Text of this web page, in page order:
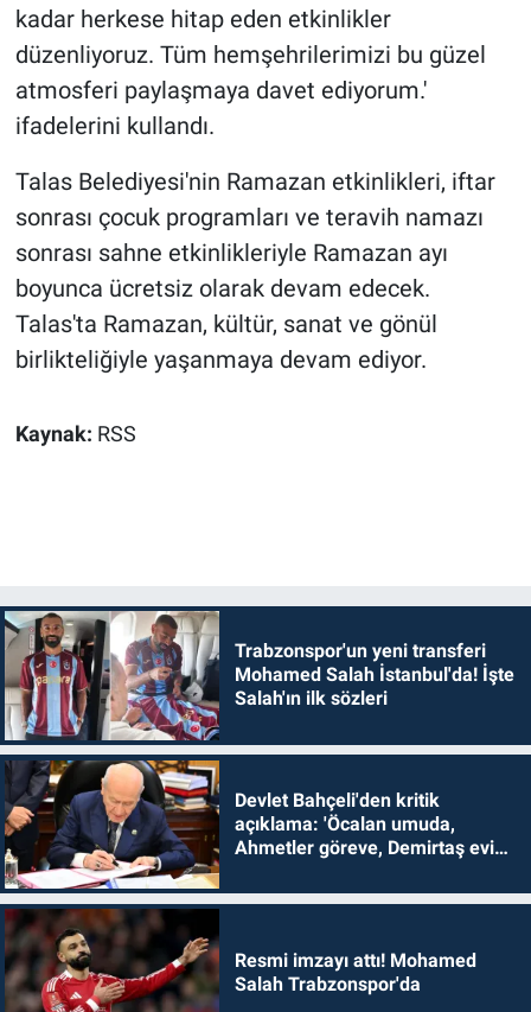
kadar herkese hitap eden etkinlikler
düzenliyoruz. Tüm hemşehrilerimizi bu güzel
atmosferi paylaşmaya davet ediyorum.'
ifadelerini kullandı.
Talas Belediyesi'nin Ramazan etkinlikleri, iftar
sonrası çocuk programları ve teravih namazı
sonrası sahne etkinlikleriyle Ramazan ayı
boyunca ücretsiz olarak devam edecek.
Talas'ta Ramazan, kültür, sanat ve gönül
birlikteliğiyle yaşanmaya devam ediyor.
Kaynak: RSS
Trabzonspor'un yeni transferi
Mohamed Salah İstanbul'da! İşte
Salah'ın ilk sözleri
Devlet Bahçeli'den kritik
açıklama: 'Öcalan umuda,
Ahmetler göreve, Demirtaş evine
Resmi imzayı attı! Mohamed
Salah Trabzonspor'da